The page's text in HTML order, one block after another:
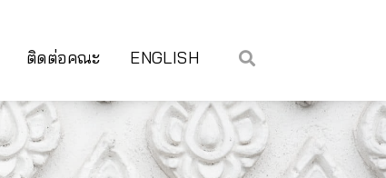
ติดต่อคณะ ENGLISH